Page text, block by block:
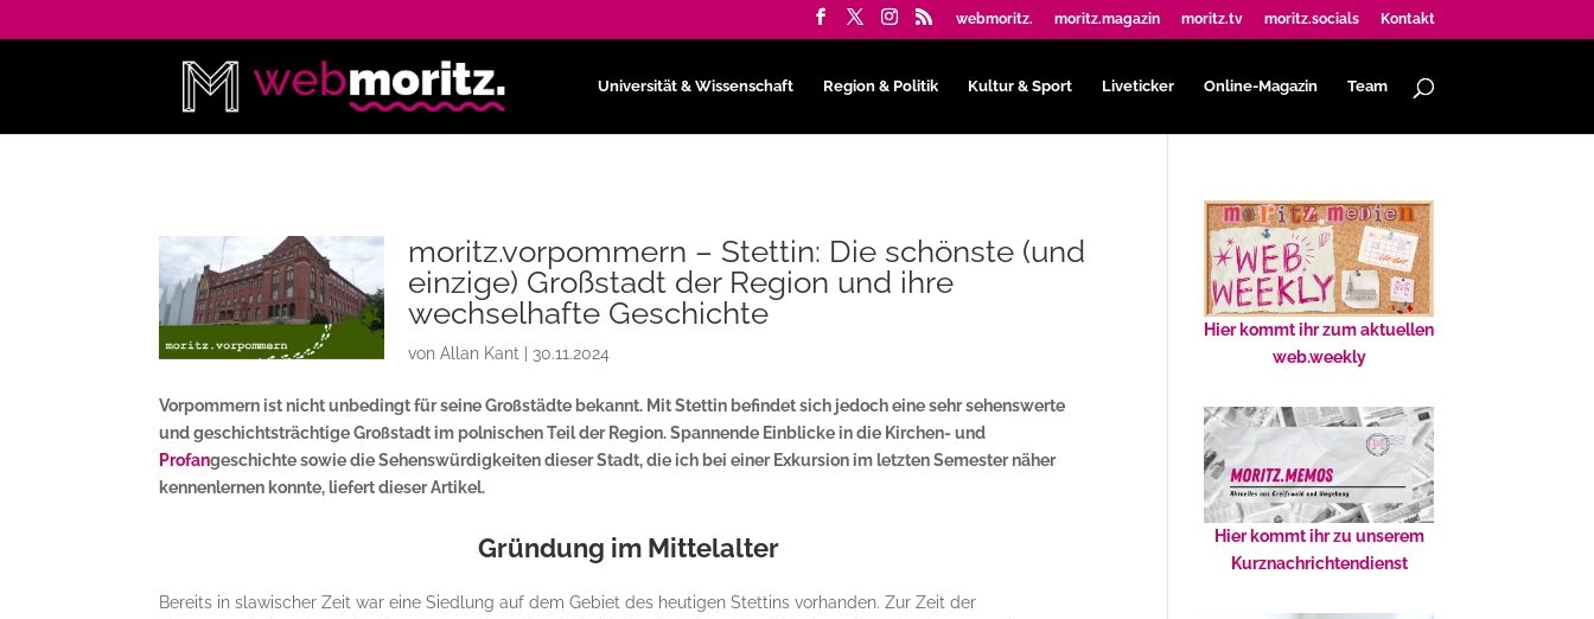
webmoritz. moritz.magazin moritz.tv moritz.socials Kontakt
Universität & Wissenschaft Region & Politik Kultur & Sport Liveticker Online-Magazin Team
moritz.vorpommern – Stettin: Die schönste (und
einzige) Großstadt der Region und ihre
wechselhafte Geschichte
vonAllan Kant 30.11.2024
Vorpommern ist nicht unbedingt für seine Großstädte bekannt. Mit Stettin befindet sich jedoch eine sehr sehenswerte
und geschichtsträchtige Großstadt im polnischen Teil der Region. Spannende Einblicke in die Kirchen- und
Profangeschichte sowie die Sehenswürdigkeiten dieser Stadt, die ich bei einer Exkursion im letzten Semester näher
kennenlernen konnte, liefert dieser Artikel.
Gründung im Mittelalter
Bereits in slawischer Zeit war eine Siedlung auf dem Gebiet des heutigen Stettins vorhanden. Zur Zeit der
Hier kommt ihr zum aktuellen
web.weekly
Hier kommt ihr zu unserem
Kurznachrichtendienst